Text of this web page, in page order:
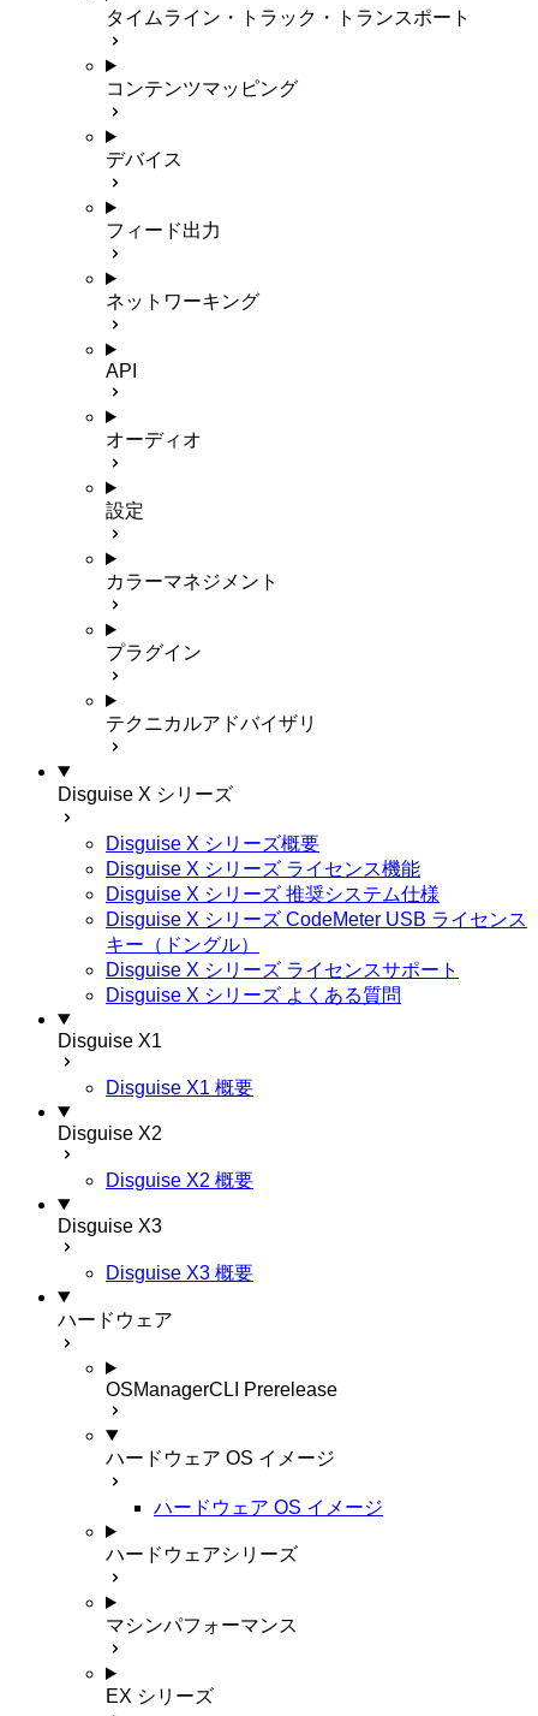
タイムライン・トラック・トランスポート
コンテンツマッピング
デバイス
フィード出力
ネットワーキング
API
オーディオ
設定
カラーマネジメント
プラグイン
テクニカルアドバイザリ
Disguise X シリーズ
Disguise X シリーズ概要
Disguise X シリーズ ライセンス機能
Disguise X シリーズ 推奨システム仕様
Disguise X シリーズ CodeMeter USB ライセンス
キー（ドングル）
Disguise X シリーズ ライセンスサポート
Disguise X シリーズ よくある質問
Disguise X1
Disguise X1 概要
Disguise X2
Disguise X2 概要
Disguise X3
Disguise X3 概要
ハードウェア
OSManagerCLI Prerelease
ハードウェア OS イメージ
ハードウェア OS イメージ
ハードウェアシリーズ
マシンパフォーマンス
EX シリーズ